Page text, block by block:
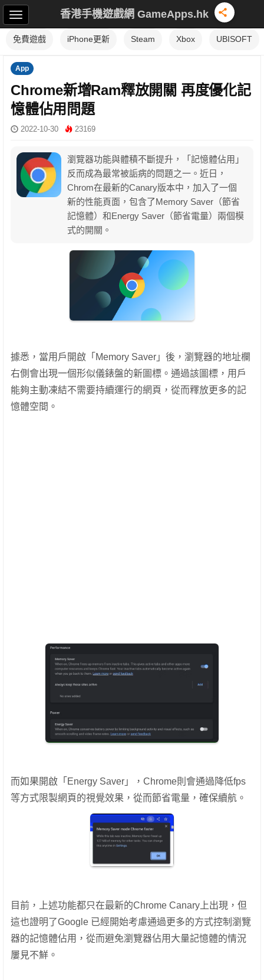
香港手機遊戲網 GameApps.hk
免費遊戲 iPhone更新 Steam Xbox UBISOFT
App
Chrome新增Ram釋放開關 再度優化記
憶體佔用問題
2022-10-30 23169
瀏覽器功能與體積不斷提升，「記憶體佔用」
反而成為最常被詬病的問題之一。近日，
Chrom在最新的Canary版本中，加入了一個
新的性能頁面，包含了Memory Saver（節省
記憶體）和Energy Saver（節省電量）兩個模
式的開關。
據悉，當用戶開啟「Memory Saver」後，瀏覽器的地址欄
右側會出現一個形似儀錶盤的新圖標。通過該圖標，用戶
能夠主動凍結不需要持續運行的網頁，從而釋放更多的記
憶體空間。
而如果開啟「Energy Saver」，Chrome則會通過降低fps
等方式限製網頁的視覺效果，從而節省電量，確保續航。
目前，上述功能都只在最新的Chrome Canary上出現，但
這也證明了Google 已經開始考慮通過更多的方式控制瀏覽
器的記憶體佔用，從而避免瀏覽器佔用大量記憶體的情況
屢見不鮮。